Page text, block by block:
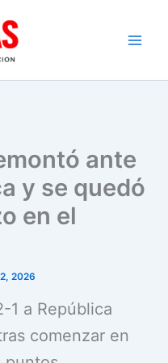
ante
y se quedó
en el
2026
1 a República
comenzar en